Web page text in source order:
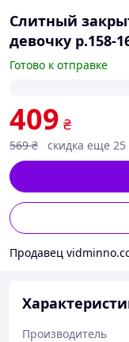
Слитный
девочку р.158-
Готово к отправке
409 ₴
569 ₴ скидка еще 25
Производитель